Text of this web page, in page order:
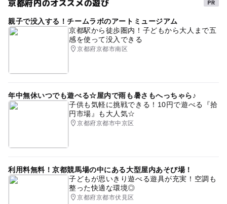
予約はこちらから
■入場券
前売=1,500円（税込） 当日=2,000円（税込）
■お食事・コンサート（第2部）付き入場券
京都府内のオススメの遊び
親子で没入する！チームラボのアートミュージアム
京都駅から徒歩圏内！子どもから大人まで五
感を使って没入できる
京都府京都市南区
年中無休いつでも遊べる☆屋内で雨も暑さもへっちゃら♪
子供も気軽に挑戦できる！10円で遊べる『拾
円市場』も大人気☆
京都府京都市中京区
利用料無料！京都競馬場の中にある大型屋内あそび場！
子どもが思いきり遊べる遊具が充実！空調も
整った快適な環境◎
京都府京都市伏見区